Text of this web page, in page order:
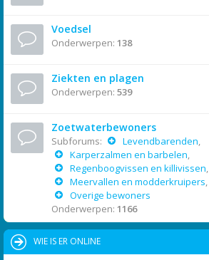
Voedsel
Onderwerpen: 138
Ziekten en plagen
Onderwerpen: 539
Zoetwaterbewoners
Subforums: Levendbarenden,
Karperzalmen en barbelen,
Regenboogvissen en killivissen,
Meervallen en modderkruipers,
Overige bewoners
Onderwerpen: 1166
WIE IS ER ONLINE